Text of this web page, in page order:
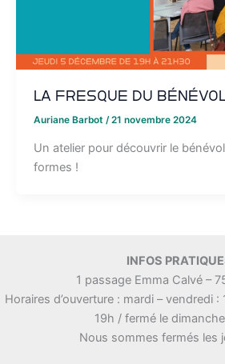
La Fresque du
Auriane Barbot /21 novembre 2024
Un atelier pour découvrir le
formes !
INFOS
1 passage Emma Calvé –
Horaires d’ouverture : mardi – vendredi
19h / fermé le
Nous sommes fermés les